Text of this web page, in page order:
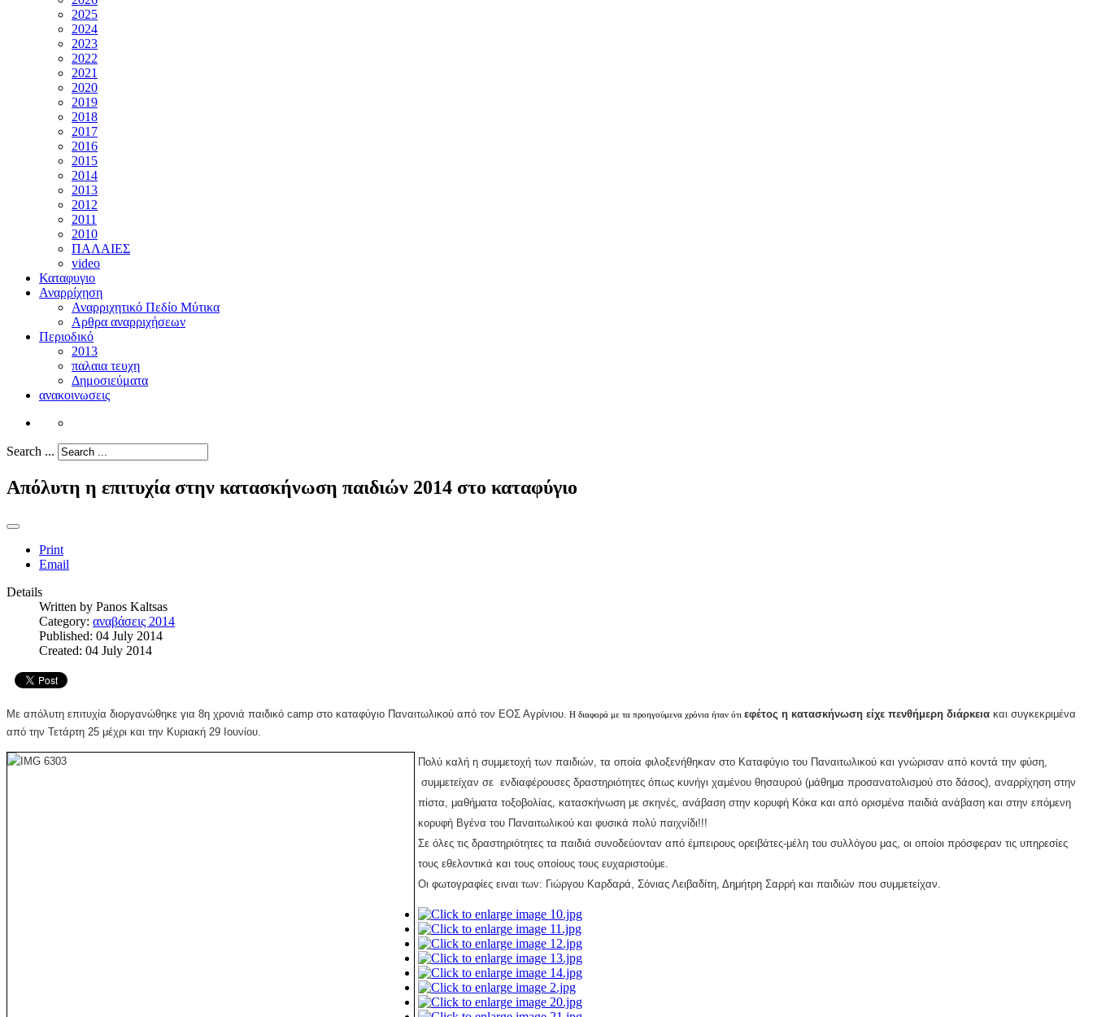
2025
2024
2023
2022
2021
2020
2019
2018
2017
2016
2015
2014
2013
2012
2011
2010
ΠΑΛΑΙΕΣ
video
Καταφυγιο
Αναρρίχηση
Αναρριχητικό Πεδίο Μύτικα
Αρθρα αναρριχήσεων
Περιοδικό
2013
παλαια τευχη
Δημοσιεύματα
ανακοινωσεις
Search ...
Απόλυτη η επιτυχία στην κατασκήνωση παιδιών 2014 στο καταφύγιο
Print
Email
Details
Written by Panos Kaltsas
Category: αναβάσεις 2014
Published: 04 July 2014
Created: 04 July 2014
Με απόλυτη επιτυχία διοργανώθηκε για 8η χρονιά παιδικό camp στο καταφύγιο Παναιτωλικού από τον ΕΟΣ Αγρίνιου. Η διαφορά με τα προηγούμενα χρόνια ήταν ότι εφέτος η κατασκήνωση είχε πενθήμερη διάρκεια και συγκεκριμένα
από την Τετάρτη 25 μέχρι και την Κυριακή 29 Ιουνίου.
Πολύ καλή η συμμετοχή των παιδιών, τα οποία φιλοξενήθηκαν στο Καταφύγιο του Παναιτωλικού και γνώρισαν από κοντά την φύση,
συμμετείχαν σε ενδιαφέρουσες δραστηριότητες όπως κυνήγι χαμένου θησαυρού (μάθημα προσανατολισμού στο δάσος), αναρρίχηση στην
πίστα, μαθήματα τοξοβολίας, κατασκήνωση με σκηνές, ανάβαση στην κορυφή Κόκα και από ορισμένα παιδιά ανάβαση και στην επόμενη
κορυφή Βγένα του Παναιτωλικού και φυσικά πολύ παιχνίδι!!!
Σε όλες τις δραστηριότητες τα παιδιά συνοδεύονταν από έμπειρους ορειβάτες-μέλη του συλλόγου μας, οι οποίοι πρόσφεραν τις υπηρεσίες
τους εθελοντικά και τους οποίους τους ευχαριστούμε.
Οι φωτογραφίες ειναι των: Γιώργου Καρδαρά, Σόνιας Λειβαδίτη, Δημήτρη Σαρρή και παιδιών που συμμετείχαν.